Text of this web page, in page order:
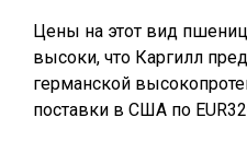
Цены на этот вид
высоки, что Каргилл
германской
поставки в США по